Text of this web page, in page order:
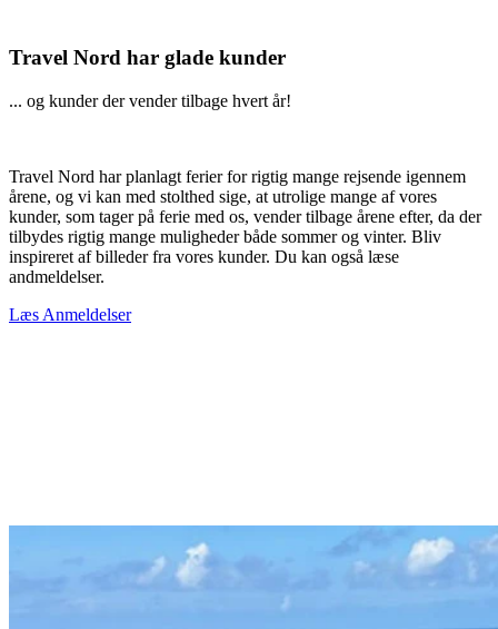
Travel Nord har glade kunder
... og kunder der vender tilbage hvert år!
Travel Nord har planlagt ferier for rigtig mange rejsende igennem
årene, og vi kan med stolthed sige, at utrolige mange af vores
kunder, som tager på ferie med os, vender tilbage årene efter, da der
tilbydes rigtig mange muligheder både sommer og vinter. Bliv
inspireret af billeder fra vores kunder. Du kan også læse
andmeldelser.
Læs Anmeldelser